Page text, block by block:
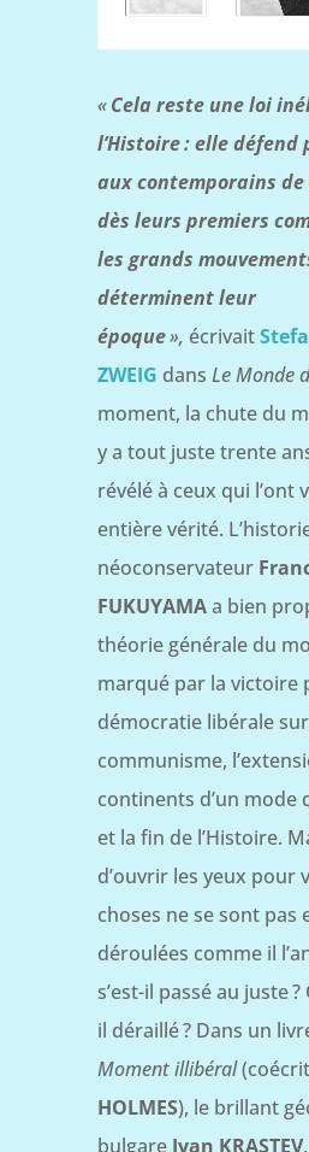
«Cela reste une loi
l’Histoire: elle défend
aux contemporains
dès leurs premiers
les grands
déterminent leur
époque», écrivait
ZWEIG dans Le Monde
moment, la chute du
y a tout juste trente
révélé à ceux qui l’ont
entière vérité.
néoconservateur
FUKUYAMAa bien
théorie générale du
marqué par la victoire
démocratie libérale
communisme,
continents d’un mode
et la fin de l’Histoire.
d’ouvrir les yeux pour
choses ne se sont pas
déroulées comme il
s’est-il passé au juste
il déraillé ? Dans un
Moment illibéral
HOLMES), le brillant
bulgare Ivan KRASTEV